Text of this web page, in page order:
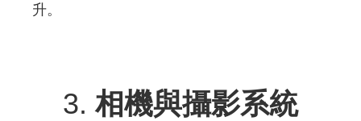
升。
3.相機與攝影系統